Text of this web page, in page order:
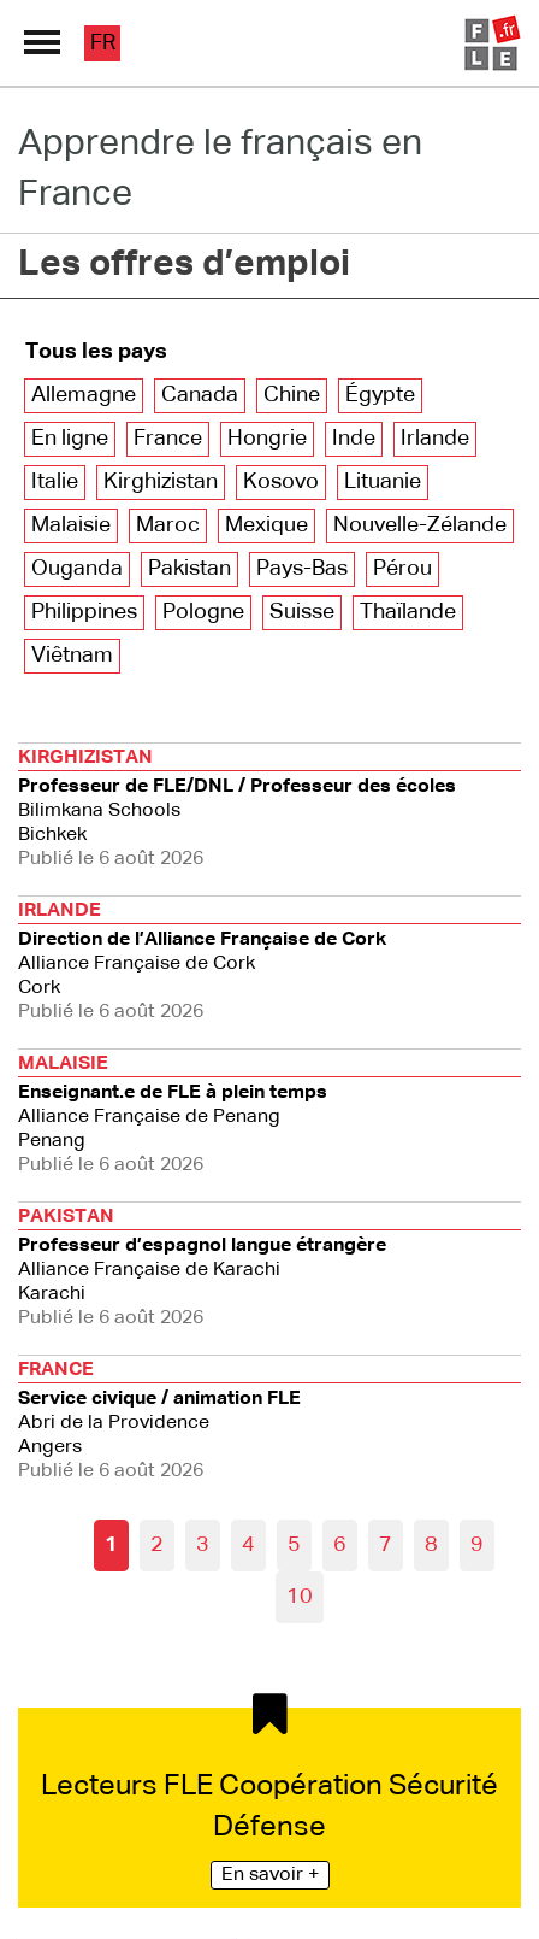
Grand Répertoire
Immersion France
Le français en ligne
FR
Apprendre le français en
France
Les offres d’emploi
Tous les pays
Allemagne
Canada Chine
Égypte
En ligne
France Hongrie Inde
Irlande
Italie
Kirghizistan Kosovo
Lituanie
Malaisie
Maroc Mexique
Nouvelle-Zélande
Ouganda
Pakistan Pays-Bas
Pérou
Philippines
Pologne Suisse
Thaïlande
Viêtnam
KIRGHIZISTAN
Professeur de FLE/DNL / Professeur des écoles
Bilimkana Schools
Bichkek
Publié le 6 août 2026
IRLANDE
Direction de l’Alliance Française de Cork
Alliance Française de Cork
Cork
Publié le 6 août 2026
MALAISIE
Enseignant.e de FLE à plein temps
Alliance Française de Penang
Penang
Publié le 6 août 2026
PAKISTAN
Professeur d’espagnol langue étrangère
Alliance Française de Karachi
Karachi
Publié le 6 août 2026
FRANCE
Service civique / animation FLE
Abri de la Providence
Angers
Publié le 6 août 2026
1 2 3 4 5 6 7 8 9
10
Lecteurs FLE Coopération Sécurité
Défense
En savoir +